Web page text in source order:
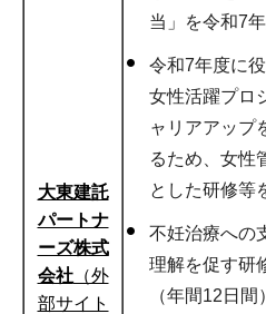
大東建託
パートナ
ーズ株式
会社（外
部サイト
当」を令和7
令和7年度に
女性活躍プロ
ャリアアップ
るため、女性
とした研修等
不妊治療への
理解を促す研
（年間12日